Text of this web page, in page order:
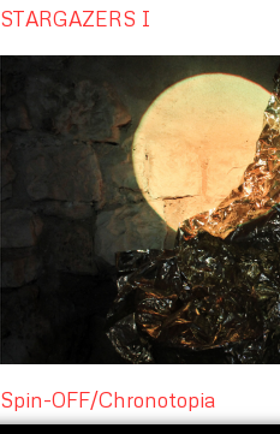
STARGAZERS I
Spin-OFF/Chronotopia